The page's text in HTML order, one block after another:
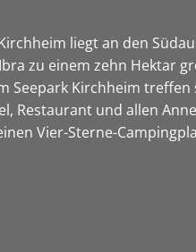
liegt an den
zu einem zehn Hektar
Kirchheim treffen
Restaurant und allen
Vier-Sterne-